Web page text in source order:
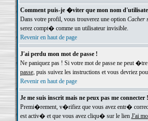
Comment puis-je �viter que mon nom
Dans votre profil, vous trouverez une option Cacher
serez compt� comme un utilisateur invisible.
Revenir en haut de page
J'ai perdu mon mot de passe !
Ne paniquez pas ! Si votre mot de passe ne peut
passe, puis suivez les instructions et vous devriez
Revenir en haut de page
Je me suis inscrit mais ne peux pas me connecter !
Premi�rement, v�rifiez que vous avez entr�
est activ� et que vous avez cliqu� sur le lien J'ai